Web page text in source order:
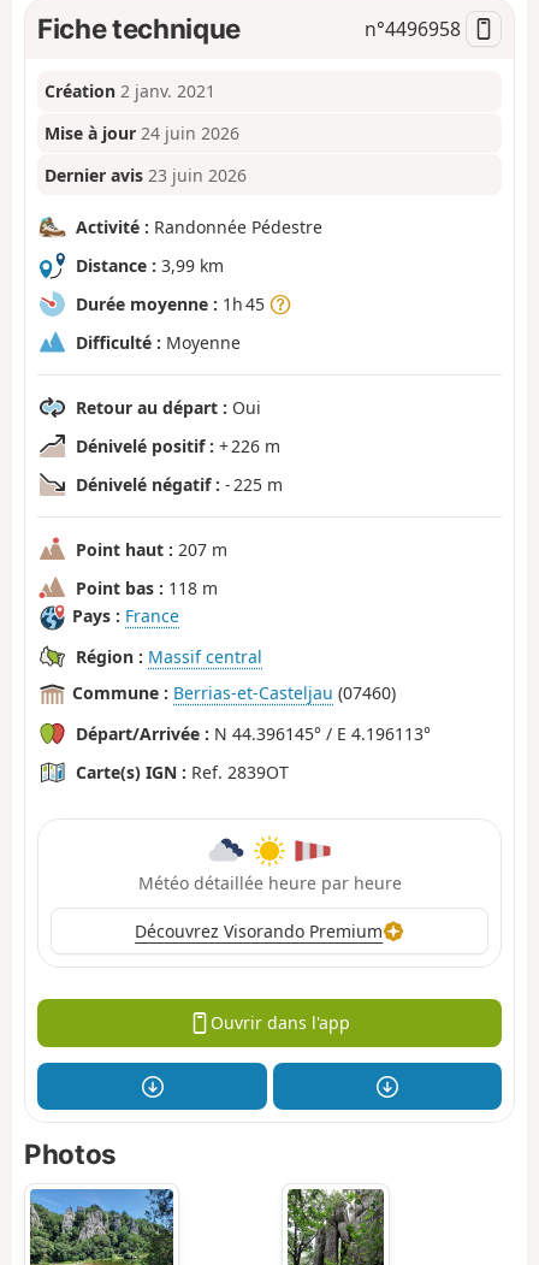
Fiche technique n°4496958
Création 2 janv. 2021
Mise à jour 24 juin 2026
Dernier avis 23 juin 2026
Activité : Randonnée Pédestre
Distance : 3,99 km
Durée moyenne : 1h 45
Difficulté : Moyenne
Retour au départ : Oui
Dénivelé positif : + 226 m
Dénivelé négatif : - 225 m
Point haut : 207 m
Point bas : 118 m
Pays : France
Région : Massif central
Commune : Berrias-et-Casteljau (07460)
Départ/Arrivée : N 44.396145° / E 4.196113°
Carte(s) IGN : Ref. 2839OT
Météo détaillée heure par heure
Découvrez Visorando Premium
Ouvrir dans l'app
Photos